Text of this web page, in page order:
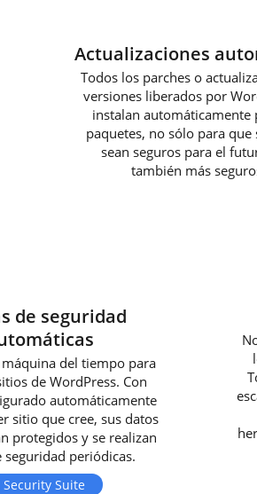
Actualizaciones
Todos los parches o
versiones liberados por
instalan automáticamente
paquetes, no sólo para que
sean seguros para el
también más
de seguridad
máquina del tiempo para
de WordPress. Con
automáticamente
sitio que cree, sus datos
protegidos y se realizan
seguridad periódicas.
Security Suite